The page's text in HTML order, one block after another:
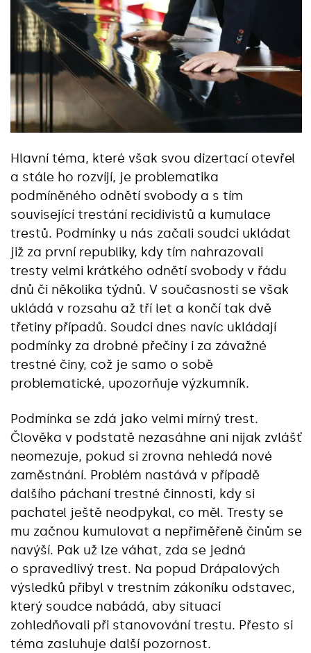
Hlavní téma, které však svou dizertací otevřel
a stále ho rozvíjí, je problematika
podmíněného odnětí svobody a s tím
související trestání recidivistů a kumulace
trestů. Podmínky u nás začali soudci ukládat
již za první republiky, kdy tím nahrazovali
tresty velmi krátkého odnětí svobody v řádu
dnů či několika týdnů. V současnosti se však
ukládá v rozsahu až tří let a končí tak dvě
třetiny případů. Soudci dnes navíc ukládají
podmínky za drobné přečiny i za závažné
trestné činy, což je samo o sobě
problematické, upozorňuje výzkumník.
Podmínka se zdá jako velmi mírný trest.
Člověka v podstatě nezasáhne ani nijak zvlášť
neomezuje, pokud si zrovna nehledá nové
zaměstnání. Problém nastává v případě
dalšího páchaní trestné činnosti, kdy si
pachatel ještě neodpykal, co měl. Tresty se
mu začnou kumulovat a nepřiměřeně činům se
navýší. Pak už lze váhat, zda se jedná
o spravedlivý trest. Na popud Drápalových
výsledků přibyl v trestním zákoníku odstavec,
který soudce nabádá, aby situaci
zohledňovali při stanovování trestu. Přesto si
téma zasluhuje další pozornost.